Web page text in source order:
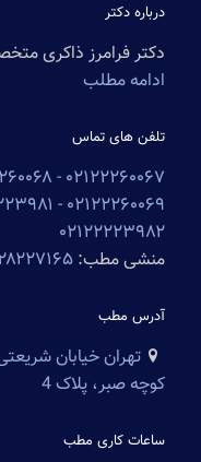
درباره دکتر
دکتر فرامرز ذاکری
ادامه مطلب
تلفن های تماس
۰۲۱۲۲۲۶۰۰۶۷ -
۰۲۱۲۲۲۶۰۰۶۹ -
۰۲۱۲۲۲۲۳۹۸۲
منشی مطب:
آدرس مطب
تهران خیابان
کوچه صبر، پلاک 4
ساعات کاری مطب